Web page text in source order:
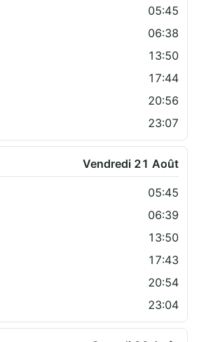
05:45
06:38
13:50
17:44
20:56
23:07
Vendredi 21 Août
05:45
06:39
13:50
17:43
20:54
23:04